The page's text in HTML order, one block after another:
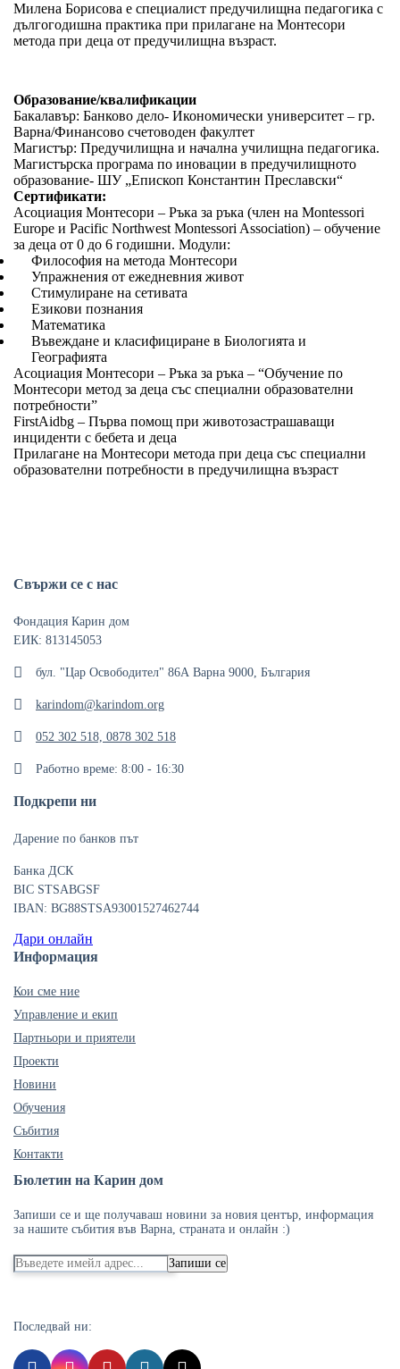
Милена Борисова е специалист предучилищна педагогика с
дългогодишна практика при прилагане на Монтесори
метода при деца от предучилищна възраст.
Образование/квалификации
Бакалавър: Банково дело- Икономически университет – гр.
Варна/Финансово счетоводен факултет
Магистър: Предучилищна и начална училищна педагогика.
Магистърска програма по иновации в предучилищното
образование- ШУ „Епископ Константин Преславски“
Сертификати:
Асоциация Монтесори – Ръка за ръка (член на Montessori
Europe и Pacific Northwest Montessori Association) – обучение
за деца от 0 до 6 годишни. Модули:
Философия на метода Монтесори
Упражнения от ежедневния живот
Стимулиране на сетивата
Езикови познания
Математика
Въвеждане и класифициране в Биологията и
Географията
Асоциация Монтесори – Ръка за ръка – “Обучение по
Монтесори метод за деца със специални образователни
потребности”
FirstAidbg – Първа помощ при животозастрашаващи
инциденти с бебета и деца
Прилагане на Монтесори метода при деца със специални
образователни потребности в предучилищна възраст
Свържи се с нас
Фондация Карин дом
ЕИК: 813145053
бул. "Цар Освободител" 86А Варна 9000, България
karindom@karindom.org
052 302 518, 0878 302 518
Работно време: 8:00 - 16:30
Подкрепи ни
Дарение по банков път
Банка ДСК
BIC STSABGSF
IBAN: BG88STSA93001527462744
Дари онлайн
Информация
Кои сме ние
Управление и екип
Партньори и приятели
Проекти
Новини
Обучения
Събития
Контакти
Бюлетин на Карин дом
Запиши се и ще получаваш новини за новия център, информация
за нашите събития във Варна, страната и онлайн :)
Запиши се
Последвай ни: